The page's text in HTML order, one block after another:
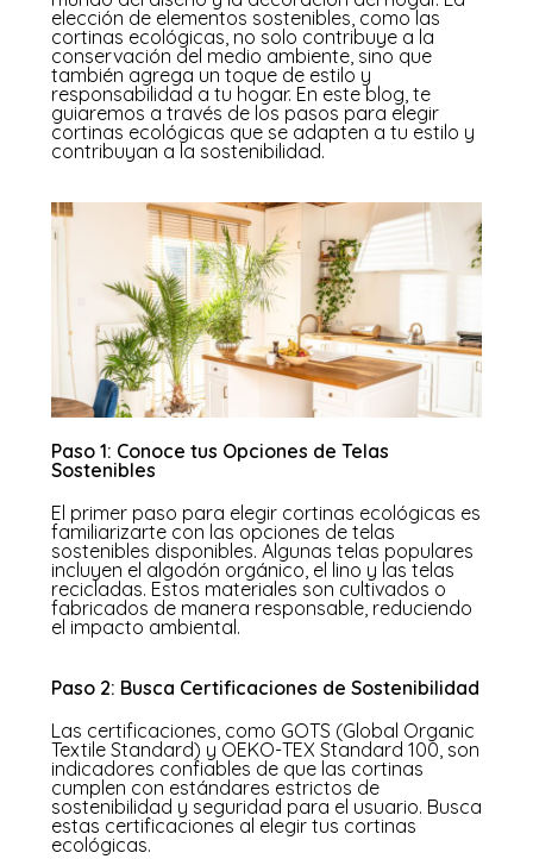
elección de elementos sostenibles, como las
cortinas ecológicas, no solo contribuye a la
conservación del medio ambiente, sino que
también agrega un toque de estilo y
responsabilidad a tu hogar. En este blog, te
guiaremos a través de los pasos para elegir
cortinas ecológicas que se adapten a tu estilo y
contribuyan a la sostenibilidad.
Paso 1: Conoce tus Opciones de Telas
Sostenibles
El primer paso para elegir cortinas ecológicas es
familiarizarte con las opciones de telas
sostenibles disponibles. Algunas telas populares
incluyen el algodón orgánico, el lino y las telas
recicladas. Estos materiales son cultivados o
fabricados de manera responsable, reduciendo
el impacto ambiental.
Paso 2: Busca Certificaciones de Sostenibilidad
Las certificaciones, como GOTS (Global Organic
Textile Standard) y OEKO-TEX Standard 100, son
indicadores confiables de que las cortinas
cumplen con estándares estrictos de
sostenibilidad y seguridad para el usuario. Busca
estas certificaciones al elegir tus cortinas
ecológicas.